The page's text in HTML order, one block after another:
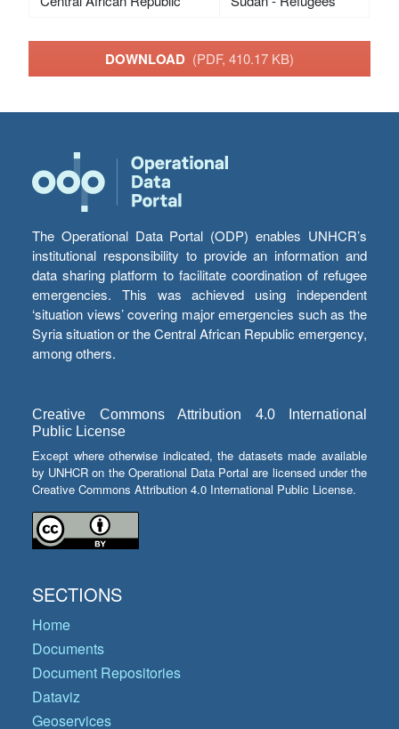
DOWNLOAD (PDF, 410.17 KB)
The Operational Data Portal (ODP) enables UNHCR’s
institutional responsibility to provide an information and
data sharing platform to facilitate coordination of refugee
emergencies. This was achieved using independent
‘situation views’ covering major emergencies such as the
Syria situation or the Central African Republic emergency,
among others.
Creative Commons Attribution 4.0 International
Public License
Except where otherwise indicated, the datasets made available
by UNHCR on the Operational Data Portal are licensed under the
Creative Commons Attribution 4.0 International Public License.
SECTIONS
Home
Documents
Document Repositories
Dataviz
Geoservices